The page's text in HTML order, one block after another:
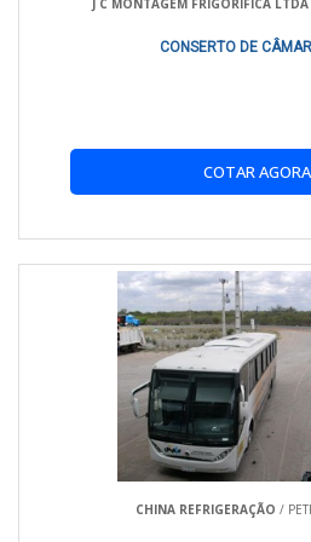
Para garantir o melhor
Realize manutenções regulares,
limpeza interna para prolongar a vida
O baú térmico para HR vem com
cobrindo defeitos de
desempenho.
LINKS ÚTEIS
Isolamento Térmico Para
Baú Térmico Para HR Valor
Isolamento Térmico e
J C MONTAGEM FRIGORIFICA LTDA
CONSERTO DE
COTAR AGORA
CHINA REFRIGERAÇÃO /